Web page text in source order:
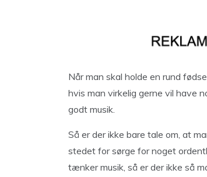
Når man skal holde en rund
hvis man virkelig gerne vil have
godt musik.
Så er der ikke bare tale om, at
stedet for sørge for noget
tænker musik, så er der ikke så